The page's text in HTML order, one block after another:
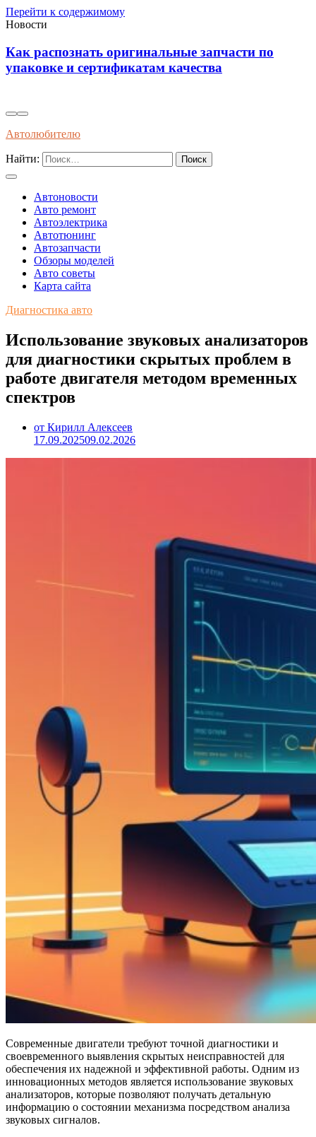
Перейти к содержимому
Новости
Инновационные решения для
самовосстанавливающейся электропроводки в
Автолюбителю
Найти:
Автоновости
Авто ремонт
Автоэлектрика
Автотюнинг
Автозапчасти
Обзоры моделей
Авто советы
Карта сайта
Диагностика авто
Использование звуковых анализаторов
для диагностики скрытых проблем в
работе двигателя методом временных
спектров
от Кирилл Алексеев
17.09.202509.02.2026
Современные двигатели требуют точной диагностики и
своевременного выявления скрытых неисправностей для
обеспечения их надежной и эффективной работы. Одним из
инновационных методов является использование звуковых
анализаторов, которые позволяют получать детальную
информацию о состоянии механизма посредством анализа
звуковых сигналов.